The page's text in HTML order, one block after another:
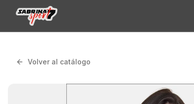
Volver al catálogo